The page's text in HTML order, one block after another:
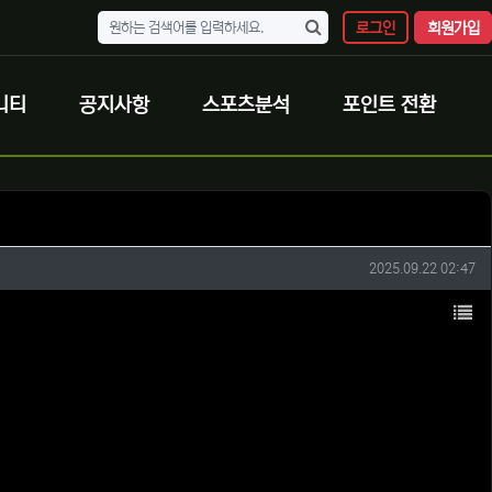
로그인 회원가입
티 공지사항 스포츠분석 포인트 전환
작성일
2025.09.22 02:47
목